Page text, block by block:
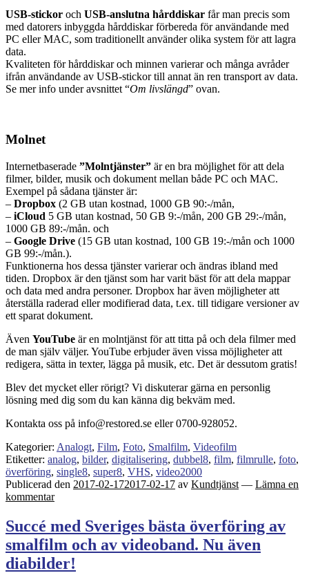
USB-stickor och USB-anslutna hårddiskar får man precis som
med datorers inbyggda hårddiskar förbereda för användande med
PC eller MAC, som traditionellt använder olika system för att lagra
data.
Kvaliteten för hårddiskar och minnen varierar och många avråder
ifrån användande av USB-stickor till annat än ren transport av data.
Se mer info under avsnittet “Om livslängd” ovan.
Molnet
Internetbaserade ”Molntjänster” är en bra möjlighet för att dela
filmer, bilder, musik och dokument mellan både PC och MAC.
Exempel på sådana tjänster är:
– Dropbox (2 GB utan kostnad, 1000 GB 90:-/mån,
– iCloud 5 GB utan kostnad, 50 GB 9:-/mån, 200 GB 29:-/mån,
1000 GB 89:-/mån. och
– Google Drive (15 GB utan kostnad, 100 GB 19:-/mån och 1000
GB 99:-/mån.).
Funktionerna hos dessa tjänster varierar och ändras ibland med
tiden. Dropbox är den tjänst som har varit bäst för att dela mappar
och data med andra personer. Dropbox har även möjligheter att
återställa raderad eller modifierad data, t.ex. till tidigare versioner av
ett sparat dokument.
Även YouTube är en molntjänst för att titta på och dela filmer med
de man själv väljer. YouTube erbjuder även vissa möjligheter att
redigera, sätta in texter, lägga på musik, etc. Det är dessutom gratis!
Blev det mycket eller rörigt? Vi diskuterar gärna en personlig
lösning med dig som du kan känna dig bekväm med.
Kontakta oss på info@restored.se eller 0700-928052.
Kategorier: Analogt, Film, Foto, Smalfilm, Videofilm
Etiketter: analog, bilder, digitalisering, dubbel8, film, filmrulle, foto,
överföring, single8, super8, VHS, video2000
Publicerad den 2017-02-172017-02-17 av Kundtjänst — Lämna en
kommentar
Succé med Sveriges bästa överföring av
smalfilm och av videoband. Nu även
diabilder!